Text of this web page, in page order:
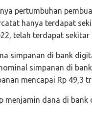
pertumbuhan
hanya terdapat
telah terdapat
simpanan di bank
simpanan di
mencapai Rp 49,3
menjamin dana di